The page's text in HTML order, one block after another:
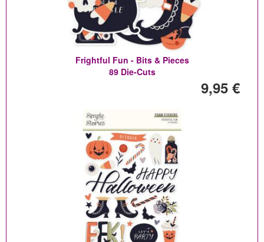
Frightful Fun - Bits & Pieces
89 Die-Cuts
9,95 €